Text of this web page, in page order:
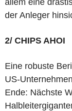
der Anleger
2/ CHIPS AHOI
Eine robuste
US-
Ende: Nächste